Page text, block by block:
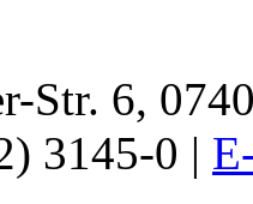
Str. 6,
3145-0 |